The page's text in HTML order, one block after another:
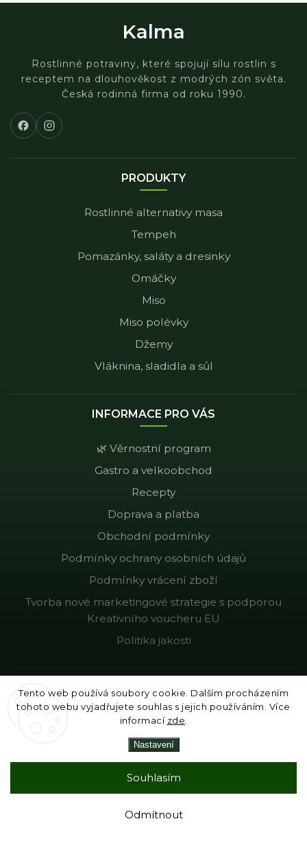
Tento web používá soubory cookie. Dalším procházením
tohoto webu vyjadřujete souhlas s jejich používáním. Více
informací zde
Nastavení
Odmítnout
Souhlasím
Kalma
Rostlinné potraviny, které spojují sílu rostlin s
receptem na dlouhověkost z modrých zón světa.
Česká rodinná firma od roku 1990.
PRODUKTY
Rostlinné alternativy masa
Tempeh
Pomazánky, saláty a dresinky
Omáčky
Miso
Miso polévky
Džemy
Vláknina, sladidla a sůl
INFORMACE PRO VÁS
🌿 Věrnostní program
Gastro a velkoobchod
Recepty
Doprava a platba
Obchodní podmínky
Podmínky ochrany osobních údajů
Podmínky vrácení zboží
Tvorba nové marketingové strategie s podporou
Kreativního voucheru EU
Politika jakosti
KONTAKT
KALMA, Ostravská 256
739 04 Sviadnov
marketing@kalma.cz
736 627 251 (e-shop)